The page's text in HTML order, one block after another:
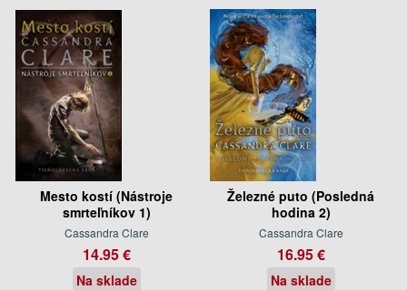
Mesto kostí (Nástroje
smrteľníkov 1)
Cassandra Clare
14.95 €
Na sklade
Železné puto (Posledná
hodina 2)
Cassandra Clare
16.95 €
Na sklade